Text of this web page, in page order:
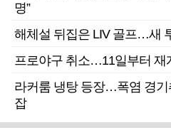
명”
해체설 뒤집은 LIV 골프…새
프로야구 취소…11일부터 재
라커룸 냉탕 등장…폭염 경기
잡